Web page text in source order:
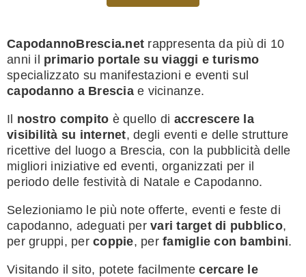
CapodannoBrescia.net rappresenta da più di 10
anni il primario portale su viaggi e turismo
specializzato su manifestazioni e eventi sul
capodanno a Bresciae vicinanze.
Il nostro compito è quello di accrescere la
visibilità su internet, degli eventi e delle strutture
ricettive del luogo a Brescia, con la pubblicità delle
migliori iniziative ed eventi, organizzati per il
periodo delle festività di Natale e Capodanno.
Selezioniamo le più note offerte, eventi e feste di
capodanno, adeguati per vari target di pubblico,
per gruppi, per coppie, per famiglie con bambini.
Visitando il sito, potete facilmentecercare le